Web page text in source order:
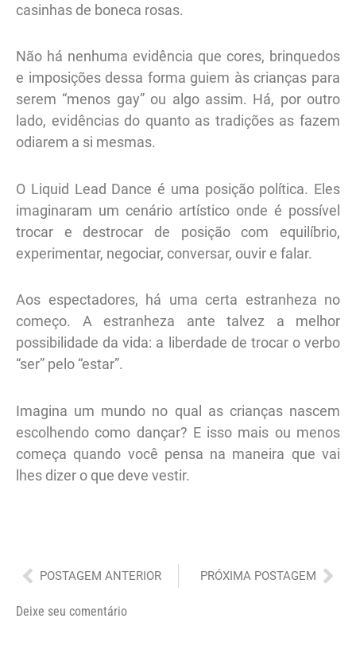
casinhas de boneca rosas.
Não há nenhuma evidência que cores, brinquedos
e imposições dessa forma guiem às crianças para
serem “menos gay” ou algo assim. Há, por outro
lado, evidências do quanto as tradições as fazem
odiarem a si mesmas.
O Liquid Lead Dance é uma posição política. Eles
imaginaram um cenário artístico onde é possível
trocar e destrocar de posição com equilíbrio,
experimentar, negociar, conversar, ouvir e falar.
Aos espectadores, há uma certa estranheza no
começo. A estranheza ante talvez a melhor
possibilidade da vida: a liberdade de trocar o verbo
“ser” pelo “estar”.
Imagina um mundo no qual as crianças nascem
escolhendo como dançar? E isso mais ou menos
começa quando você pensa na maneira que vai
lhes dizer o que deve vestir.
Anterior
POSTAGEM ANTERIOR PRÓXIMA POSTAGEM
Deixe seu comentário